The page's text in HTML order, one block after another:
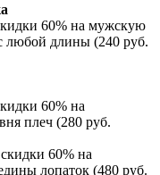
60% на мужскую
любой длины (240 руб.
60% на
плеч (280 руб.
60% на
лопаток (480 руб.